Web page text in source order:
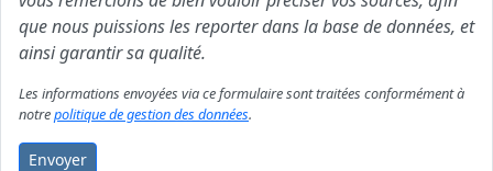
que nous puissions les reporter dans la base de données, et
ainsi garantir sa qualité.
Les informations envoyées via ce formulaire sont traitées conformément à
notrepolitique de gestion des données.
Envoyer